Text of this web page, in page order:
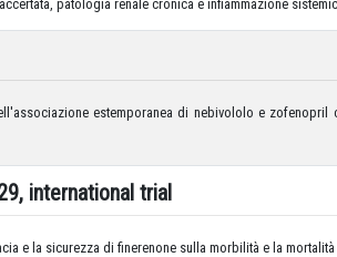
patologia renale cronica e infiammazione
estemporanea di nebivololo e
international trial
e la sicurezza di finerenone sulla morbilità e la